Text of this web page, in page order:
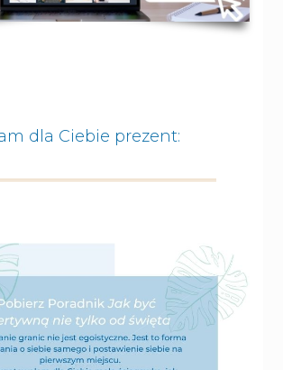
dla Ciebie prezent: